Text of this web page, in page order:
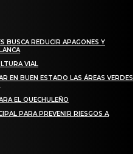
BUSCA REDUCIR APAGONES Y
VIAL
EN BUEN ESTADO LAS ÁREAS VERDES
EL QUECHULEÑO
PARA PREVENIR RIESGOS A